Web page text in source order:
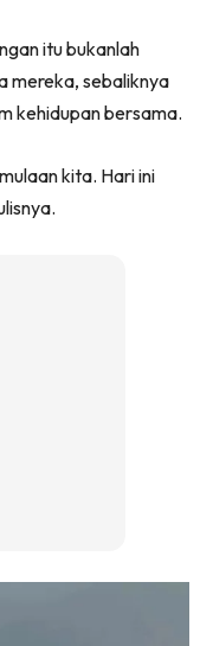
itu bukanlah
mereka, sebaliknya
kehidupan bersama.
kita. Hari ini